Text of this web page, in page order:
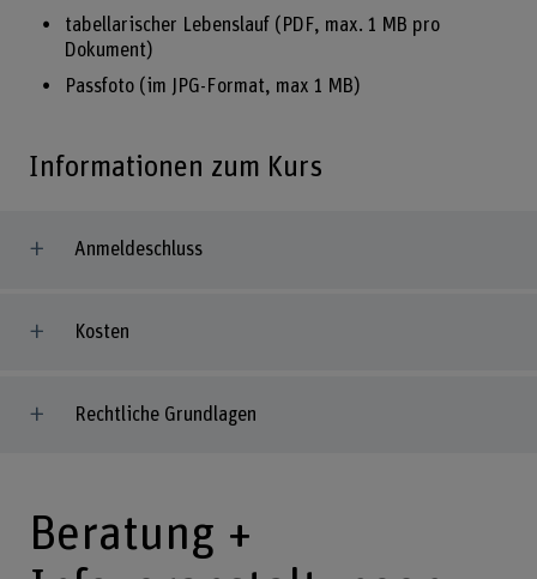
tabellarischer Lebenslauf (PDF, max. 1 MB pro
Dokument)
Passfoto (im JPG-Format, max 1 MB)
Informationen zum Kurs
Anmeldeschluss
Kosten
Rechtliche Grundlagen
Beratung +